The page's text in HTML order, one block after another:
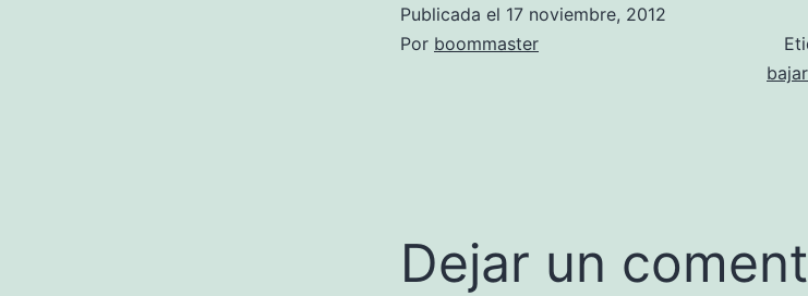
Publicada el 17 noviembre, 2012
Por boommaster
Dejar un